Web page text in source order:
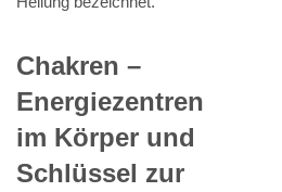
Chakren –
Energiezentren
im Körper und
Schlüssel zur